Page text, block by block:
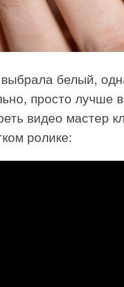
белый,
просто лучше
видео мастер
ролике: